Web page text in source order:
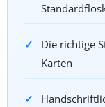
Die richtige
Karten